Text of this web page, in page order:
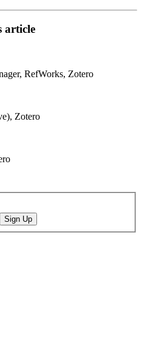
article
RefWorks, Zotero
Zotero